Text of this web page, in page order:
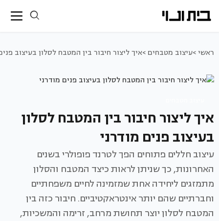
ראשי >עיצוב מטבחים >איך ליצור חיבור בין המטבח לסלון בעיצוב
איך ליצור חיבור בין המטבח לסלון
בעיצוב פנים מודרני
עיצוב חללים פתוחים הפך לטרנד פופולרי בשנים
האחרונות, כך שניתן לראות כיצד המטבח והסלון
מתמזגים ליחידה אחת שמזמינה לחיים משפחתיים
וחברתיים שהם יותר אינטראקטיביים. חיבור כזה בין
המטבח לסלון יוצר תחושת מרחב, זרימה והמשכיות,